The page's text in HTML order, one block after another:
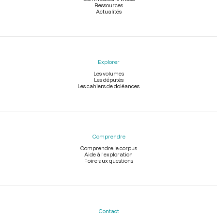
Ressources
Actualités
Explorer
Les volumes
Les députés
Les cahiers de doléances
Comprendre
Comprendre le corpus
Aide à l'exploration
Foire aux questions
Contact